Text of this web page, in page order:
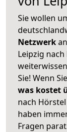
Sie wollen
Netzwerk
Leipzig
Sie! Wenn
was kostet
nach
haben
Fragen